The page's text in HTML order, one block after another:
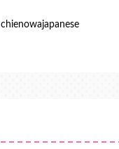
chienowajapanese